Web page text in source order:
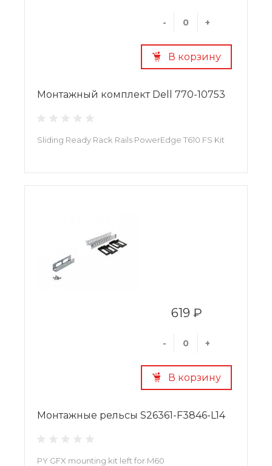
- +
В корзину
Монтажный комплект Dell 770-10753
Sliding Ready Rack Rails PowerEdge T610 FS Kit
619 ₽
- +
В корзину
Монтажные рельсы S26361-F3846-L14
PY GFX mounting kit left for M60